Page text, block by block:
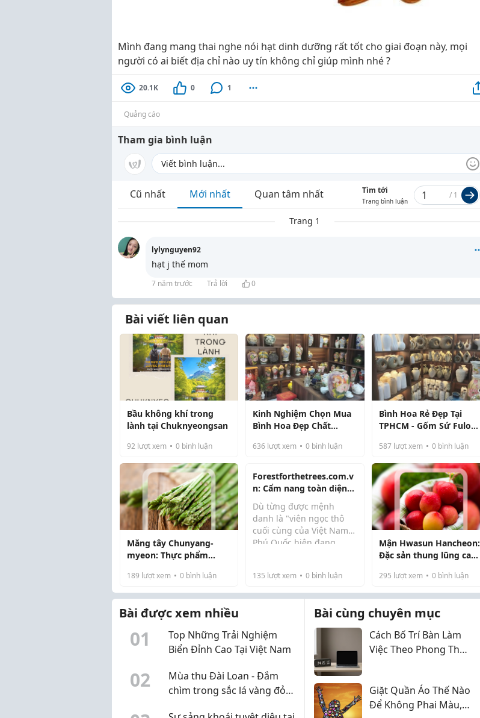
Mình đang mang thai nghe nói hạt dinh dưỡng rất tốt cho giai đoạn này, mọi
người có ai biết địa chỉ nào uy tín không chỉ giúp mình nhé ?
20.1K 0 1
Quảng cáo
Tham gia bình luận
Cũ nhất Mới nhất Quan tâm nhất Tìm tới
Trang bình luận
/ 1
Trang 1
lylynguyen92
hạt j thế mom
7 năm trước Trả lời 0
Bài viết liên quan
Bầu không khí trong
lành tại Chuknyeongsan
92 lượt xem 0 bình luận
Kinh Nghiệm Chọn Mua
Bình Hoa Đẹp Chất
636 lượt xem 0 bình luận
Bình Hoa Rẻ Đẹp Tại
TPHCM - Gốm Sứ Fulo
587lượt xem 0bình luận
Măng tây Chunyang-
myeon: Thực phẩm
189 lượt xem 0 bình luận
Forestforthetrees.com.v
n: Cẩm nang toàn diện
cho chuyến nghỉ dưỡng
thượng lưu tại đảo Phú
Quốc
Dù từng được mệnh
danh là "viên ngọc thô
cuối cùng của Việt Nam",
Phú Quốc hiện đang
mãnh liệt trên bản đồ du
lịch thế giới. Bước sang
năm 2026, nơi đây hứa ...
135 lượt xem 0 bình luận
Mận Hwasun Hancheon:
Đặc sản thung lũng cao
295 lượt xem 0bình luận
Bài được xem nhiều
01
Top Những Trải Nghiệm
Biển Đỉnh Cao Tại Việt Nam
02
Mùa thu Đài Loan - Đắm
chìm trong sắc lá vàng đỏ
Bài cùng chuyên mục
Cách Bố Trí Bàn Làm
Việc Theo Phong Thủy
Thẳng
Giặt Quần Áo Thế Nào
Để Không Phai Màu,